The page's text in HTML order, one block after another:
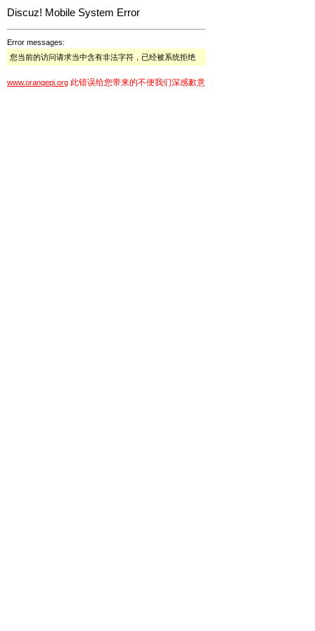
Discuz! Mobile System Error
Error messages:
您当前的访问请求当中含有非法字符，已经被系统拒绝
www.orangepi.org 此错误给您带来的不便我们深感歉意